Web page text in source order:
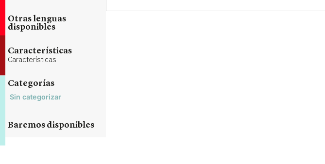
Otras lenguas
disponibles
Características
Características
Categorías
Sin categorizar
Baremos disponibles